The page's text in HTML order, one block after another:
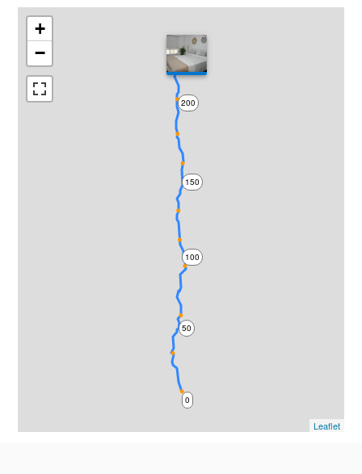
0
50
100
150
200
+
−
Leaflet